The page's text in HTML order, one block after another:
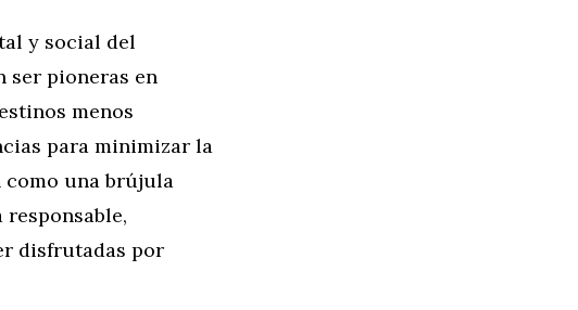
y social del
ser pioneras en
menos
para minimizar la
como una brújula
disfrutadas por